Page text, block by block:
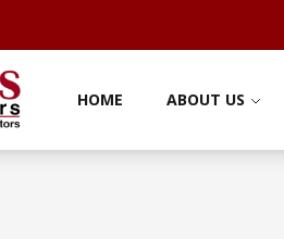
HOME ABOUT US